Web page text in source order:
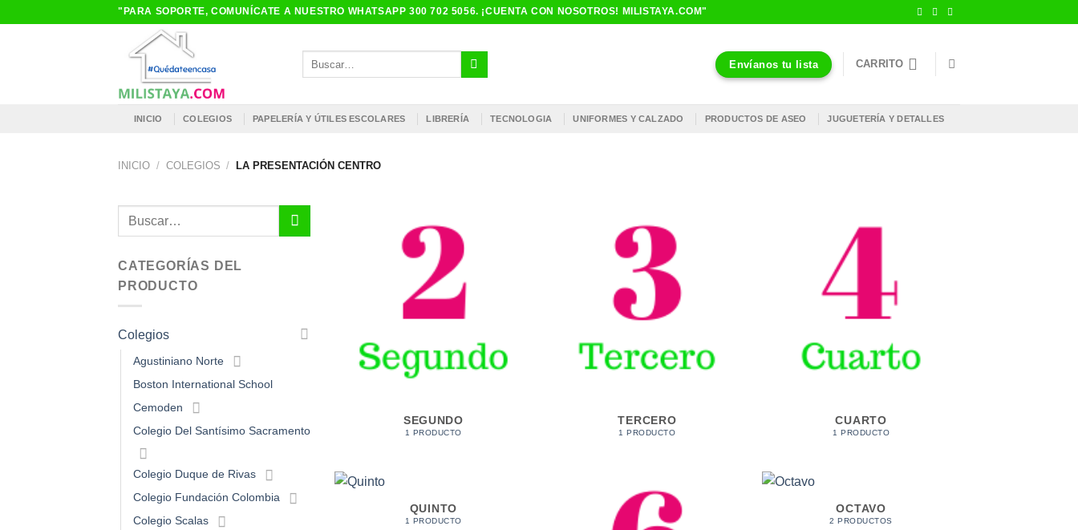
"PARA SOPORTE, COMUNÍCATE A NUESTRO WHATSAPP 300 702 5056. ¡CUENTA CON NOSOTROS! MILISTAYA.COM"
Envíanos tu lista CARRITO
INICIO COLEGIOS PAPELERÍA Y ÚTILES ESCOLARES LIBRERÍA TECNOLOGIA UNIFORMES Y CALZADO PRODUCTOS DE ASEO JUGUETERÍA Y DETALLES
INICIO / COLEGIOS / LA PRESENTACIÓN CENTRO
Buscar
CATEGORÍAS DEL
PRODUCTO
Colegios
Agustiniano Norte
Boston International School
Cemoden
Colegio Del Santísimo Sacramento
Colegio Duque de Rivas
Colegio Fundación Colombia
Colegio Scalas
SEGUNDO
1 PRODUCTO
TERCERO
1 PRODUCTO
CUARTO
1 PRODUCTO
QUINTO
1 PRODUCTO
OCTAVO
2 PRODUCTOS